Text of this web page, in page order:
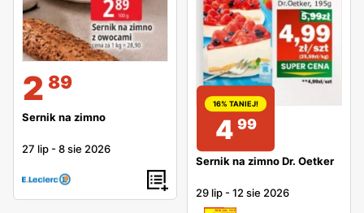
2 89
Sernik na zimno
27 lip -8 sie 2026
16% TANIEJ!
4 99
Sernik na zimno Dr. Oetker
29 lip -12 sie 2026